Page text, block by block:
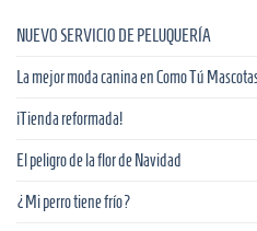
NUEVO SERVICIO DE PELUQUERÍA
La mejor moda canina en Como Tú
¡Tienda reformada!
El peligro de la flor de Navidad
¿Mi perro tiene frío?